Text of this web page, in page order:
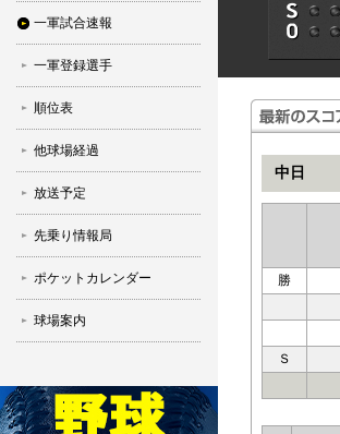
一軍試合速報
一軍登録選手
順位表
他球場経過
放送予定
先乗り情報局
ポケットカレンダー
球場案内
中日
勝
Ｓ